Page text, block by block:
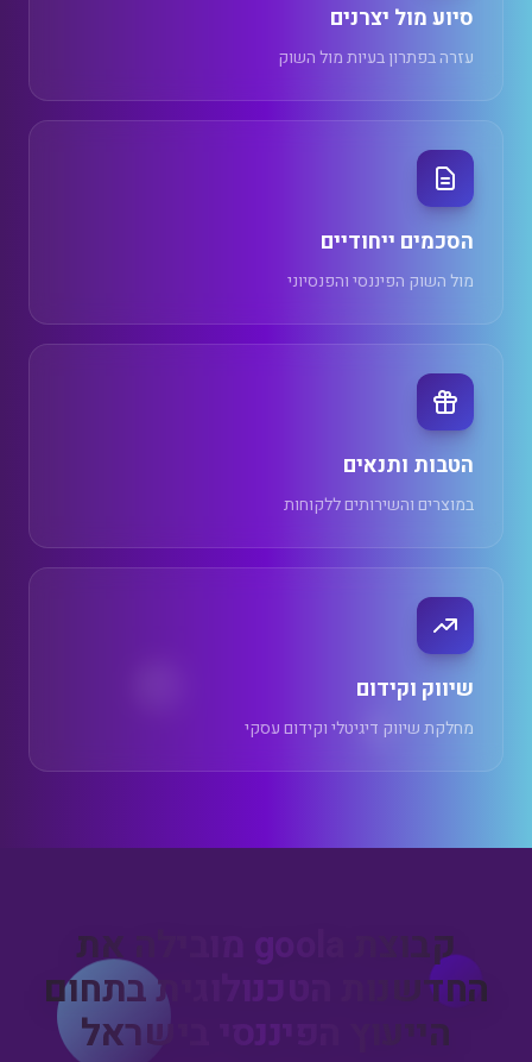
סיוע מול יצרנים
עזרה בפתרון בעיות מול השוק
הסכמים ייחודיים
מול השוק הפיננסי והפנסיוני
הטבות ותנאים
במוצרים והשירותים ללקוחות
שיווק וקידום
מחלקת שיווק דיגיטלי וקידום עסקי
קבוצת goola מובילה את
החדשנות הטכנולוגית בתחום
הייעוץ הפיננסי בישראל